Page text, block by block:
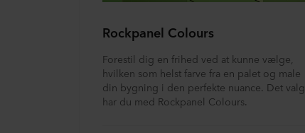
Rockpanel Colours
Forestil dig en frihed ved at kunne vælge,
hvilken som helst farve fra en palet og male
din bygning i den perfekte nuance. Det valg
har du med Rockpanel Colours.